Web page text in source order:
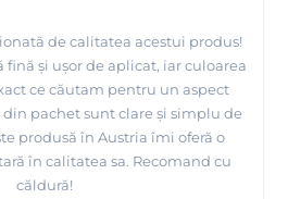
de calitatea acestui produs!
fină și ușor de aplicat, iar culoarea
ce căutam pentru un aspect
pachet sunt clare și simplu de
produsă în Austria îmi oferă o
în calitatea sa. Recomand cu
căldură!